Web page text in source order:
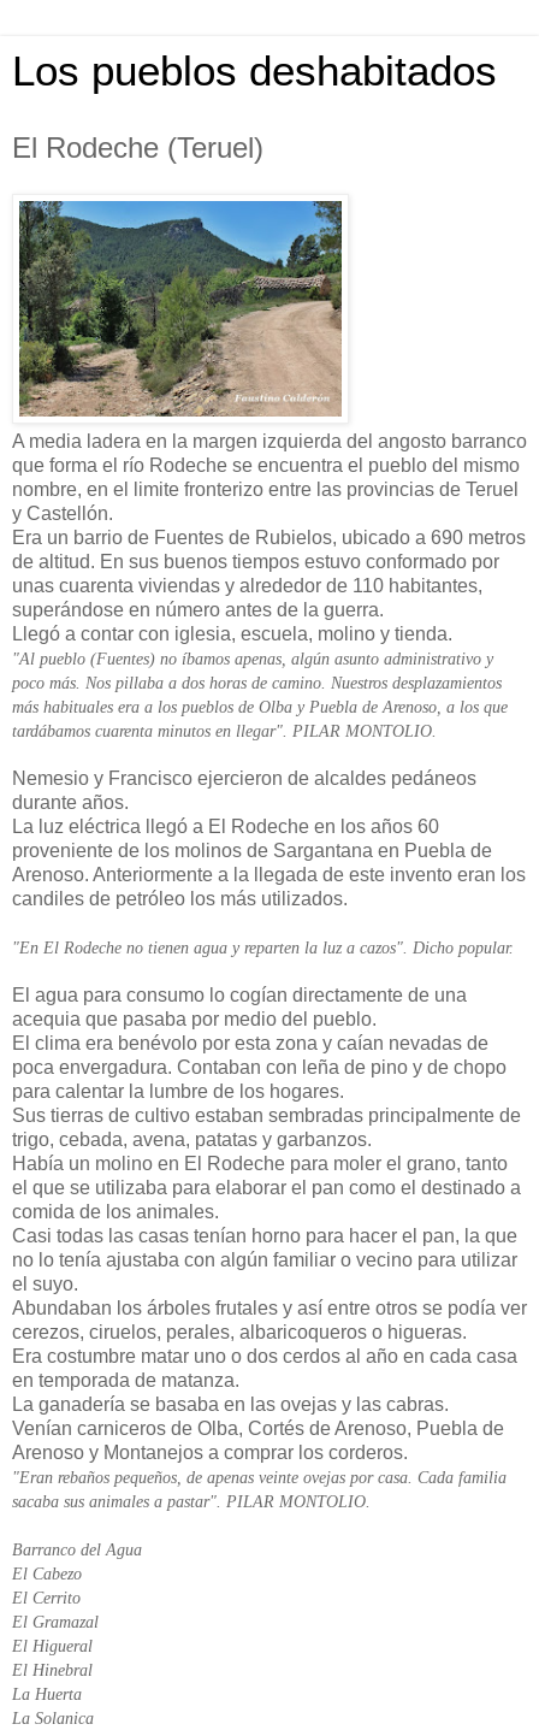
Los pueblos deshabitados
El Rodeche (Teruel)
A media ladera en la margen izquierda del angosto barranco
que forma el río Rodeche se encuentra el pueblo del mismo
nombre, en el limite fronterizo entre las provincias de Teruel
y Castellón.
Era un barrio de Fuentes de Rubielos, ubicado a 690 metros
de altitud. En sus buenos tiempos estuvo conformado por
unas cuarenta viviendas y alrededor de 110 habitantes,
superándose en número antes de la guerra.
Llegó a contar con iglesia, escuela, molino y tienda.
"Al pueblo (Fuentes) no íbamos apenas, algún asunto administrativo y
poco más. Nos pillaba a dos horas de camino. Nuestros desplazamientos
más habituales era a los pueblos de Olba y Puebla de Arenoso, a los que
tardábamos cuarenta minutos en llegar". PILAR MONTOLIO.
Nemesio y Francisco ejercieron de alcaldes pedáneos
durante años.
La luz eléctrica llegó a El Rodeche en los años 60
proveniente de los molinos de Sargantana en Puebla de
Arenoso. Anteriormente a la llegada de este invento eran los
candiles de petróleo los más utilizados.
"En El Rodeche no tienen agua y reparten la luz a cazos". Dicho popular.
El agua para consumo lo cogían directamente de una
acequia que pasaba por medio del pueblo.
El clima era benévolo por esta zona y caían nevadas de
poca envergadura. Contaban con leña de pino y de chopo
para calentar la lumbre de los hogares.
Sus tierras de cultivo estaban sembradas principalmente de
trigo, cebada, avena, patatas y garbanzos.
Había un molino en El Rodeche para moler el grano, tanto
el que se utilizaba para elaborar el pan como el destinado a
comida de los animales.
Casi todas las casas tenían horno para hacer el pan, la que
no lo tenía ajustaba con algún familiar o vecino para utilizar
el suyo.
Abundaban los árboles frutales y así entre otros se podía ver
cerezos, ciruelos, perales, albaricoqueros o higueras.
Era costumbre matar uno o dos cerdos al año en cada casa
en temporada de matanza.
La ganadería se basaba en las ovejas y las cabras.
Venían carniceros de Olba, Cortés de Arenoso, Puebla de
Arenoso y Montanejos a comprar los corderos.
"Eran rebaños pequeños, de apenas veinte ovejas por casa. Cada familia
sacaba sus animales a pastar". PILAR MONTOLIO.
Barranco del Agua
El Cabezo
El Cerrito
El Gramazal
El Higueral
El Hinebral
La Huerta
La Solanica